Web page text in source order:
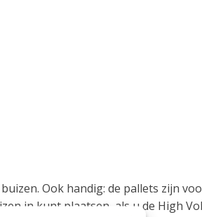
Ook handig: de pallets zijn
in kunt plaatsen, als u de High